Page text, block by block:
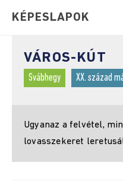
KÉPESLAPOK
VÁROS-KÚT
Svábhegy XX. század
Ugyanaz a felvétel,
lovasszekeret